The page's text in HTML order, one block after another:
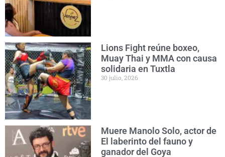
Lions Fight reúne boxeo,
Muay Thai y MMA con causa
solidaria en Tuxtla
30 julio, 2026
Muere Manolo Solo, actor de
El laberinto del fauno y
ganador del Goya